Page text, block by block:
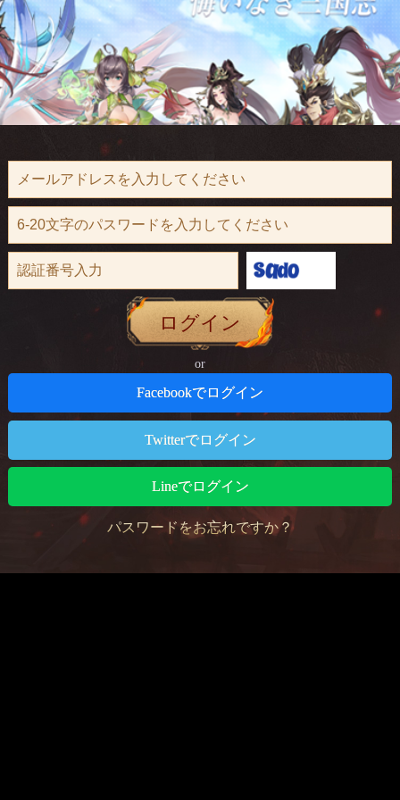
ログイン
or
Facebookでログイン
Twitterでログイン
Lineでログイン
パスワードをお忘れですか？